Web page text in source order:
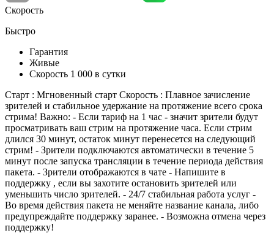
Скорость
Быстро
Гарантия
Живые
Скорость 1 000 в сутки
Старт : Мгновенный старт Скорость : Плавное зачисление
зрителей и стабильное удержание на протяжение всего срока
стрима! Важно: - Если тариф на 1 час - значит зрители будут
просматривать ваш стрим на протяжение часа. Если стрим
длился 30 минут, остаток минут перенесется на следующий
стрим! - Зрители подключаются автоматически в течение 5
минут после запуска трансляции в течение периода действия
пакета. - Зрители отображаются в чате - Напишите в
поддержку , если вы захотите остановить зрителей или
уменьшить число зрителей. - 24/7 стабильная работа услуг -
Во время действия пакета не меняйте название канала, либо
предупреждайте поддержку заранее. - Возможна отмена через
поддержку!